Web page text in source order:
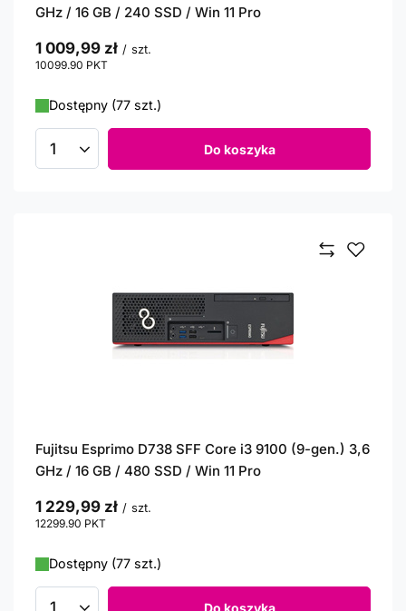
GHz / 16 GB / 240 SSD / Win 11 Pro
1 009,99 zł / szt.
10099.90 PKT
Dostępny (77 szt.)
Ilość produktów Do koszyka
Fujitsu Esprimo D738 SFF Core i3 9100 (9-gen.) 3,6
GHz / 16 GB / 480 SSD / Win 11 Pro
1 229,99 zł / szt.
12299.90 PKT
Dostępny (77 szt.)
Do koszyka